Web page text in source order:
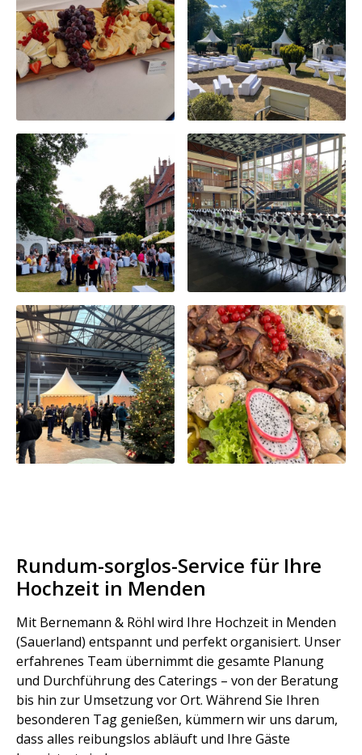
Rundum-sorglos-Service für Ihre
Hochzeit in Menden
Mit Bernemann & Röhl wird Ihre Hochzeit in Menden
(Sauerland) entspannt und perfekt organisiert. Unser
erfahrenes Team übernimmt die gesamte Planung
und Durchführung des Caterings – von der Beratung
bis hin zur Umsetzung vor Ort. Während Sie Ihren
besonderen Tag genießen, kümmern wir uns darum,
dass alles reibungslos abläuft und Ihre Gäste